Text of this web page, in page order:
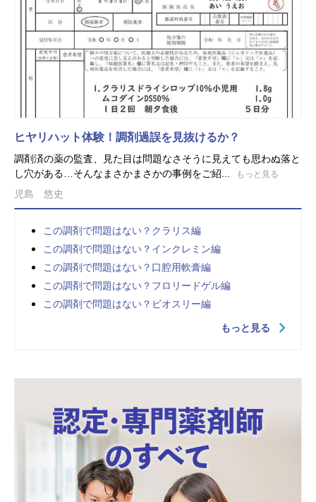
ヒヤリハット体験！調剤過誤を見抜けるか？
調剤済の薬の監査、見た目は問題なさそうに見えても思わぬ落と
し穴がある…そんなまさかまさかの事例をご紹...
もっと見る
児島 悠史
この調剤で問題はない？クラリス編
この調剤で問題はない？インクレミン編
この調剤で問題はない？口腔用軟膏編
この調剤で問題はない？フロリードゲル編
この調剤で問題はない？ビオスリー編
もっと見る